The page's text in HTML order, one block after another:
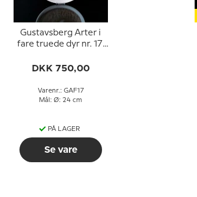
Gustavsberg Arter i
fare truede dyr nr. 17,
DKK 750,00
Varenr.: GAF17
Mål: Ø: 24 cm
PÅ LAGER
Se vare